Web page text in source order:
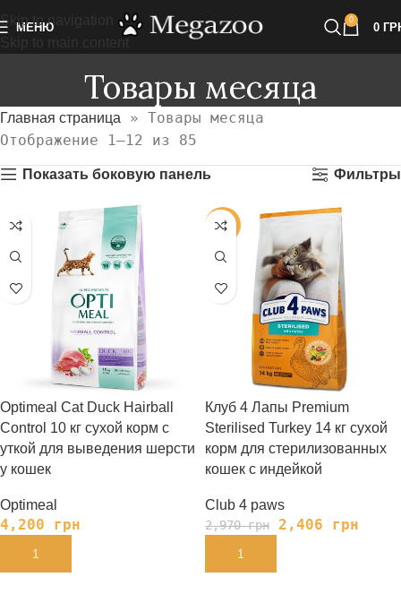
Skip to navigation
МЕНЮ
0
0
Товары месяца
Главная страница » Товары месяца
Отображение 1–12 из 85
Показать боковую панель Фильтры
Optimeal Cat Duck Hairball
Control 10 кг сухой корм с
уткой для выведения шерсти
у кошек
Optimeal
4,200 грн
В КОРЗИНУ
-19%
Клуб 4 Лапы Premium
Sterilised Turkey 14 кг сухой
корм для стерилизованных
кошек с индейкой
Club 4 paws
2,970грн 2,406 грн
В КОРЗИНУ